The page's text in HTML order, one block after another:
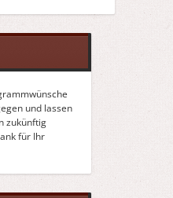
und lassen
zukünftig
für Ihr